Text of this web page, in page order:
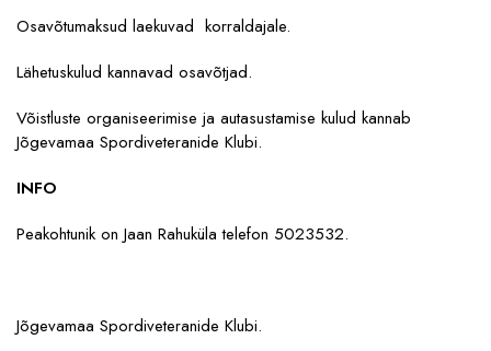
Osavõtumaksud laekuvad korraldajale.
Lähetuskulud kannavad osavõtjad.
Võistluste organiseerimise ja autasustamise kulud kannab
Jõgevamaa Spordiveteranide Klubi.
INFO
Peakohtunik on Jaan Rahuküla telefon 5023532.
Jõgevamaa Spordiveteranide Klubi.